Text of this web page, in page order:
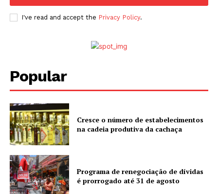
I've read and accept the Privacy Policy.
Popular
Cresce o número de estabelecimentos
na cadeia produtiva da cachaça
Programa de renegociação de dívidas
é prorrogado até 31 de agosto